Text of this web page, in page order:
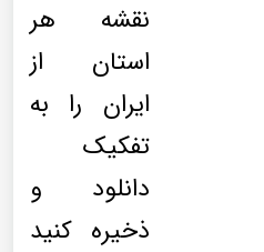
نقشه هر
استان از
ایران را به
تفکیک
دانلود و
ذخیره کنید